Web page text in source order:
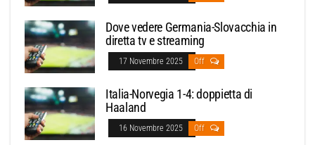
Dove vedere Germania-Slovacchia in
diretta tv e streaming
17 Novembre 2025 Off
Italia-Norvegia 1-4: doppietta di
Haaland
16 Novembre 2025 Off